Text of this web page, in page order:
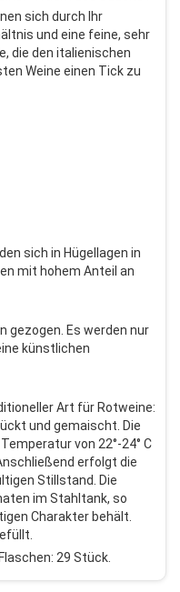
sich durch Ihr
und eine feine, sehr
die den italienischen
Weine einen Tick zu
sich in Hügellagen in
mit hohem Anteil an
gezogen. Es werden nur
künstlichen
Art für Rotweine:
und gemaischt. Die
von 22°-24° C
erfolgt die
Stillstand. Die
im Stahltank, so
Charakter behält.
29 Stück.